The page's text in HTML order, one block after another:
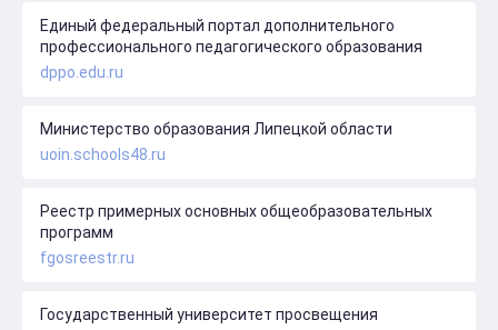
Единый федеральный портал дополнительного
профессионального педагогического образования
dppo.edu.ru
Министерство образования Липецкой области
uoin.schools48.ru
Реестр примерных основных общеобразовательных
программ
fgosreestr.ru
Государственный университет просвещения